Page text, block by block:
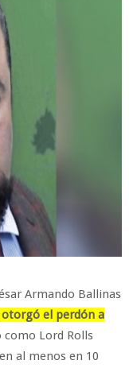
Armando Ballinas
otorgó el perdón a
Lord Rolls
al menos en 10